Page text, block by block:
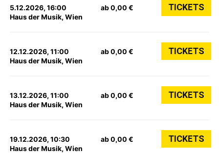
5.12.2026, 16:00
Haus der Musik, Wien
ab 0,00 € TICKETS
12.12.2026, 11:00
Haus der Musik, Wien
ab 0,00 € TICKETS
13.12.2026, 11:00
Haus der Musik, Wien
ab 0,00 € TICKETS
19.12.2026, 10:30
Haus der Musik, Wien
ab 0,00 € TICKETS